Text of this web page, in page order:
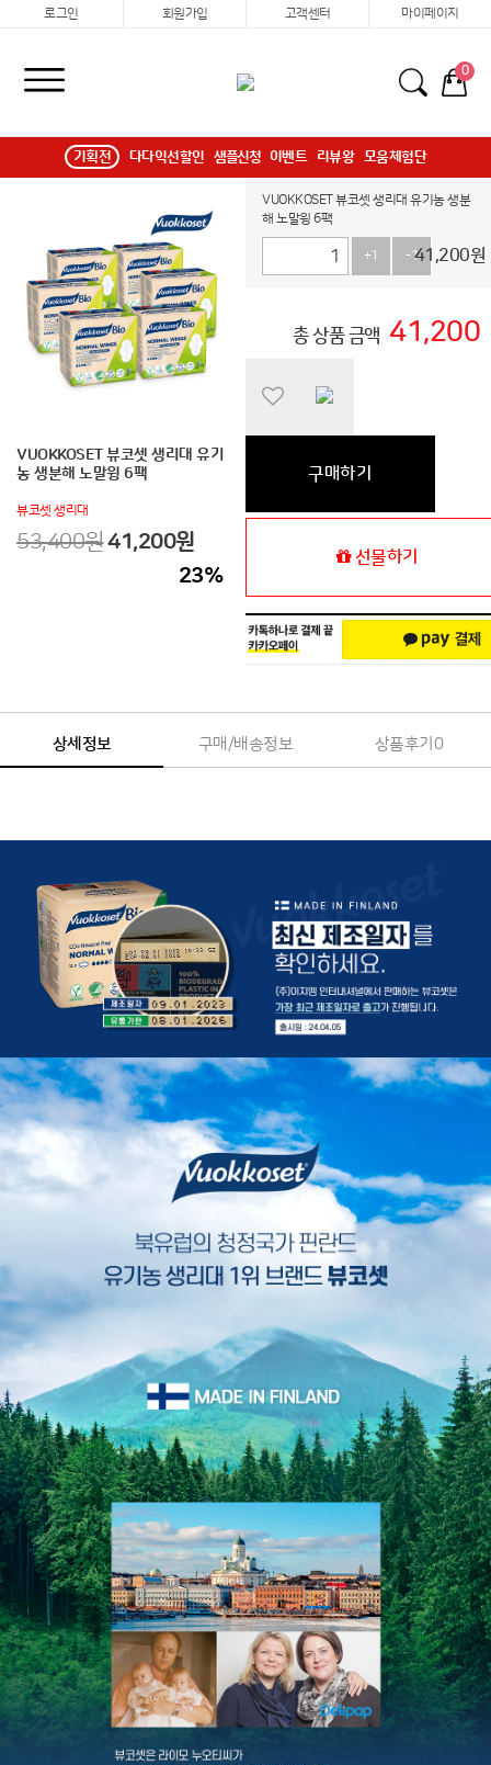
로그인 회원가입 고객센터 마이페이지
0
기획전 다다익선할인 샘플신청 이벤트 리뷰왕 모움체험단
VUOKKOSET 뷰코셋 생리대 유기
농 생분해 노말윙 6팩
뷰코셋 생리대
53,400원41,200원
23%
VUOKKOSET 뷰코셋 생리대 유기농 생분
해 노말윙 6팩
+1 -141,200원
총 상품 금액 41,200
구매하기
선물하기
상세정보 구매/배송정보 상품후기 0